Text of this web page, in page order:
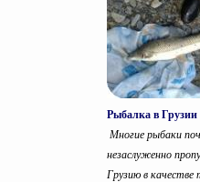
Рыбалка в Грузии
Многие рыбаки
незаслуженно
Грузию в качестве